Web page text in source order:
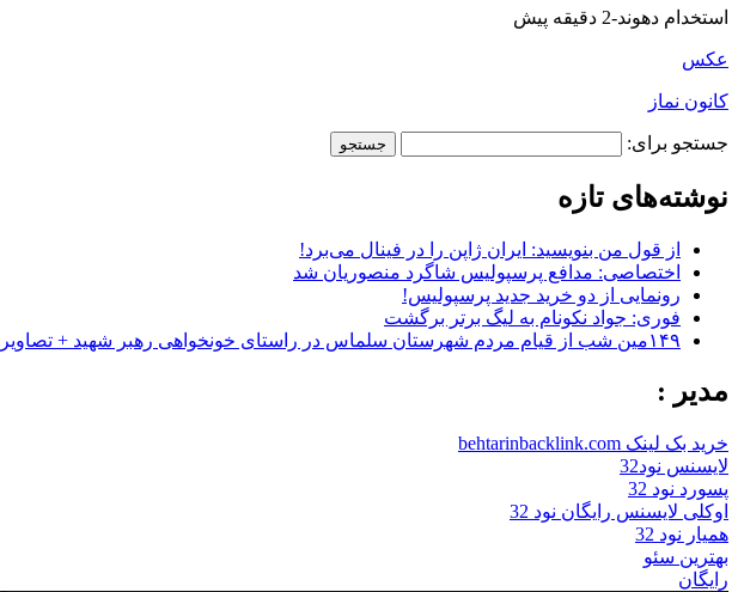
استخدام دهوند-2 دقیقه پیش
عکس
کانون نماز
جستجو برای:
نوشته‌های تازه
از قول من بنویسید: ایران ژاپن را در فینال می‌برد!
اختصاصی: مدافع پرسپولیس شاگرد منصوریان شد
رونمایی از دو خرید جدید پرسپولیس!
فوری: جواد نکونام به لیگ برتر برگشت
۱۴۹مین شب از قیام مردم شهرستان سلماس در راستای خونخواهی رهبر شهید + تصاویر
مدیر :
خرید بک لینک behtarinbacklink.com
لایسنس نود32
پسورد نود 32
اوکلی لایسنس رایگان نود 32
همیار نود 32
بهترین سئو
رایگان